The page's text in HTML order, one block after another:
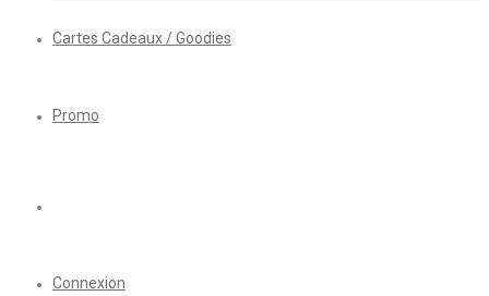
Cartes Cadeaux / Goodies
Promo
Connexion